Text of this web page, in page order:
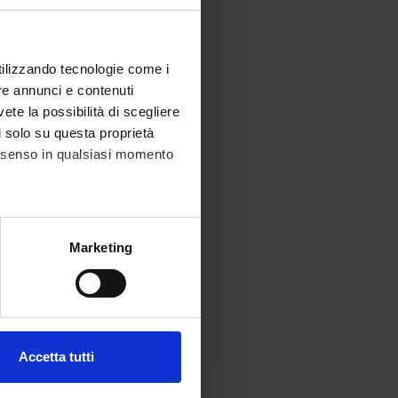
tecnologie come i
annunci e contenuti
la possibilità di scegliere
su questa proprietà
in qualsiasi momento
metro,Marketing
Accetta tutti
Collegata
Collegata
Collegata
Collegata
Collegata